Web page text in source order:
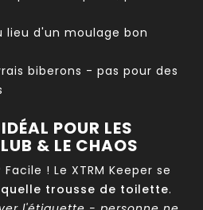
lieu d'un moulage bon
biberons - pas pour des
POUR LES
& LE CHAOS
! Le XTRM Keeper se
trousse de toilette.